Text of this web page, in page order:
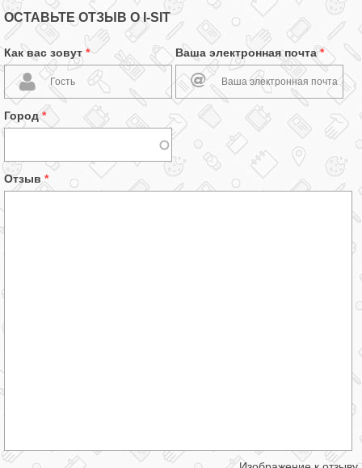
ОСТАВЬТЕ ОТЗЫВ О I-SIT
Как вас зовут * Ваша электронная почта*
Город*
Отзыв *